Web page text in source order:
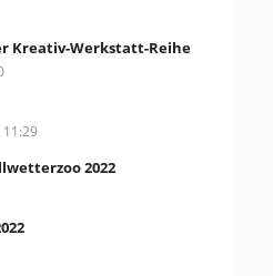
Kreativ-Werkstatt-Reihe
2022